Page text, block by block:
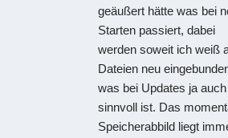
geäußert hätte was bei
Starten passiert, dabei
werden soweit ich weiß
Dateien neu
was bei Updates ja auch
sinnvoll ist. Das
Speicherabbild liegt